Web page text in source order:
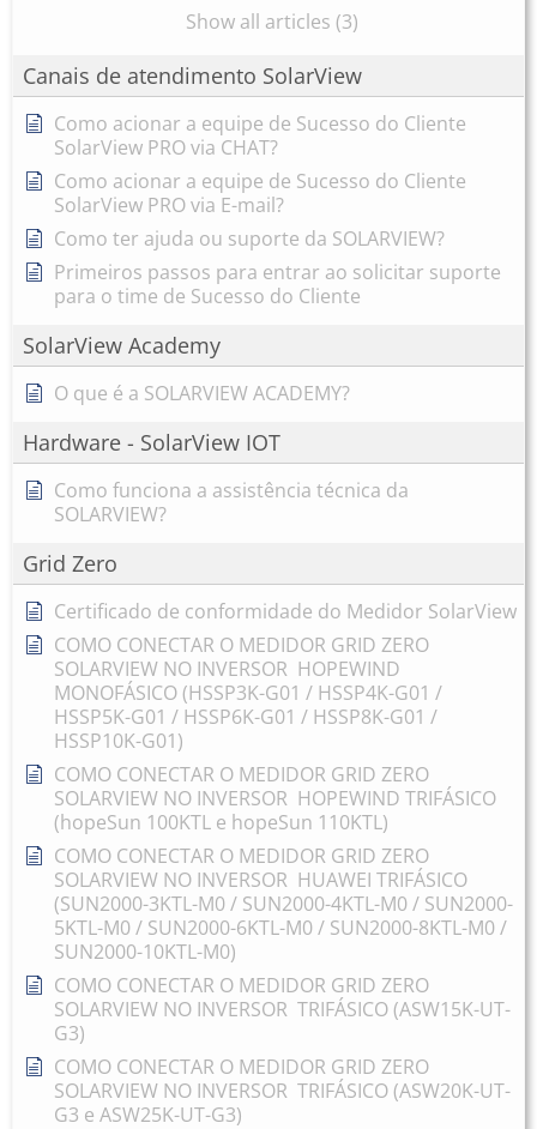
Show all articles (3)
Canais de atendimento SolarView
Como acionar a equipe de Sucesso do Cliente
SolarView PRO via CHAT?
Como acionar a equipe de Sucesso do Cliente
SolarView PRO via E-mail?
Como ter ajuda ou suporte da SOLARVIEW?
Primeiros passos para entrar ao solicitar suporte
para o time de Sucesso do Cliente
SolarView Academy
O que é a SOLARVIEW ACADEMY?
Hardware - SolarView IOT
Como funciona a assistência técnica da
SOLARVIEW?
Grid Zero
Certificado de conformidade do Medidor SolarView
COMO CONECTAR O MEDIDOR GRID ZERO
SOLARVIEW NO INVERSOR HOPEWIND
MONOFÁSICO (HSSP3K-G01 / HSSP4K-G01 /
HSSP5K-G01 / HSSP6K-G01 / HSSP8K-G01 /
HSSP10K-G01)
COMO CONECTAR O MEDIDOR GRID ZERO
SOLARVIEW NO INVERSOR HOPEWIND TRIFÁSICO
(hopeSun 100KTL e hopeSun 110KTL)
COMO CONECTAR O MEDIDOR GRID ZERO
SOLARVIEW NO INVERSOR HUAWEI TRIFÁSICO
(SUN2000-3KTL-M0 / SUN2000-4KTL-M0 / SUN2000-
5KTL-M0 / SUN2000-6KTL-M0 / SUN2000-8KTL-M0 /
SUN2000-10KTL-M0)
COMO CONECTAR O MEDIDOR GRID ZERO
SOLARVIEW NO INVERSOR TRIFÁSICO (ASW15K-UT-
G3)
COMO CONECTAR O MEDIDOR GRID ZERO
SOLARVIEW NO INVERSOR TRIFÁSICO (ASW20K-UT-
G3 e ASW25K-UT-G3)